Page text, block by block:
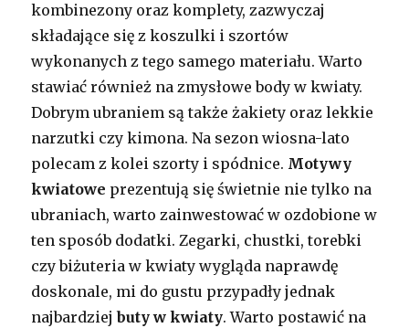
kombinezony oraz komplety, zazwyczaj
składające się z koszulki i szortów
wykonanych z tego samego materiału. Warto
stawiać również na zmysłowe body w kwiaty.
Dobrym ubraniem są także żakiety oraz lekkie
narzutki czy kimona. Na sezon wiosna-lato
polecam z kolei szorty i spódnice. Motywy
kwiatowe prezentują się świetnie nie tylko na
ubraniach, warto zainwestować w ozdobione w
ten sposób dodatki. Zegarki, chustki, torebki
czy biżuteria w kwiaty wygląda naprawdę
doskonale, mi do gustu przypadły jednak
najbardziejbuty w kwiaty. Warto postawić na